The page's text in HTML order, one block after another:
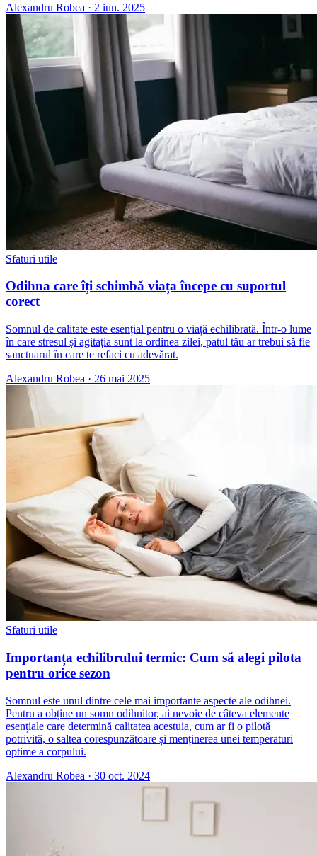
Alexandru Robea · 2 iun. 2025
Sfaturi utile
Odihna care îți schimbă viața începe cu suportul
corect
Somnul de calitate este esențial pentru o viață echilibrată. Într-o lume
în care stresul și agitația sunt la ordinea zilei, patul tău ar trebui să fie
sanctuarul în care te refaci cu adevărat.
Alexandru Robea · 26 mai 2025
Sfaturi utile
Importanța echilibrului termic: Cum să alegi pilota
pentru orice sezon
Somnul este unul dintre cele mai importante aspecte ale odihnei.
Pentru a obține un somn odihnitor, ai nevoie de câteva elemente
esențiale care determină calitatea acestuia, cum ar fi o pilotă
potrivită, o saltea corespunzătoare și menținerea unei temperaturi
optime a corpului.
Alexandru Robea · 30 oct. 2024